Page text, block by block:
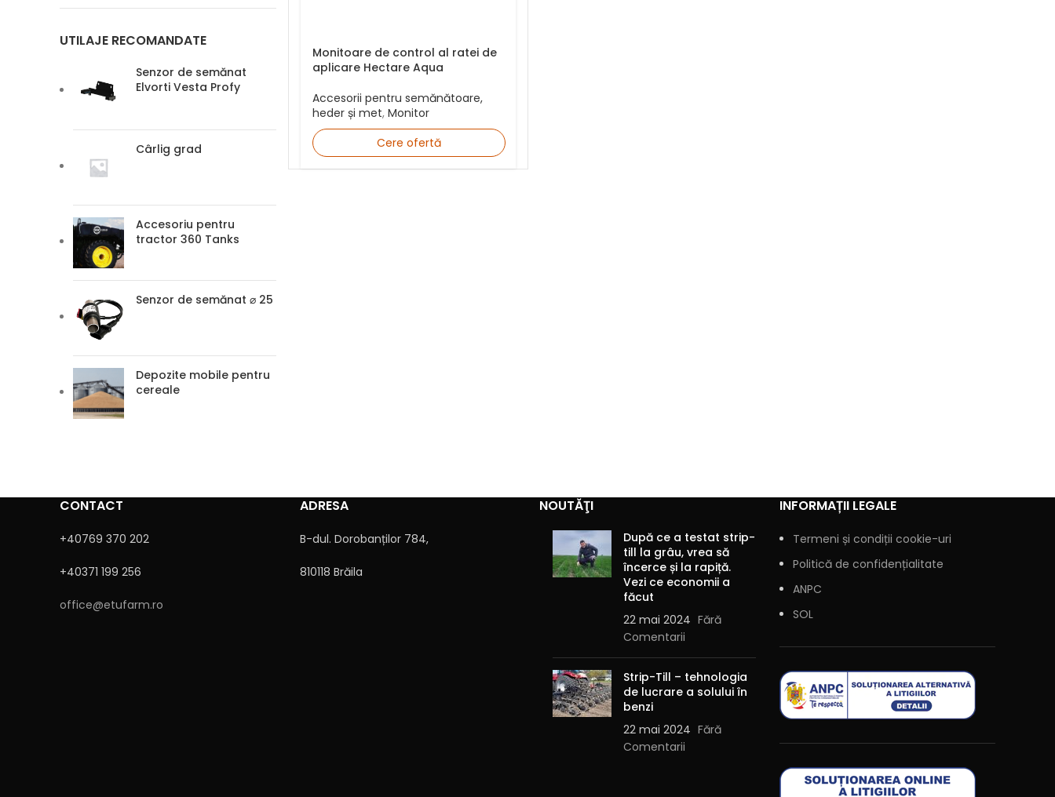
UTILAJE RECOMANDATE
Senzor de semănat
Elvorti Vesta Profy
Cârlig grad
Accesoriu pentru
tractor 360 Tanks
Senzor de semănat ⌀ 25
Depozite mobile pentru
cereale
Monitoare de control al ratei de
aplicare Hectare Aqua
Accesorii pentru semănătoare,
heder și met, Monitor
Cere ofertă
CONTACT
+40769 370 202
+40371 199 256
office@etufarm.ro
ADRESA
B-dul. Dorobanților 784,
810118 Brăila
NOUTĂŢI
După ce a testat strip-
till la grâu, vrea să
încerce și la rapiță.
Vezi ce economii a
făcut
22 mai 2024 Fără
Comentarii
Strip-Till – tehnologia
de lucrare a solului în
benzi
22 mai 2024 Fără
Comentarii
INFORMAȚII LEGALE
Termeni și condiții cookie-uri
Politică de confidențialitate
ANPC
SOL